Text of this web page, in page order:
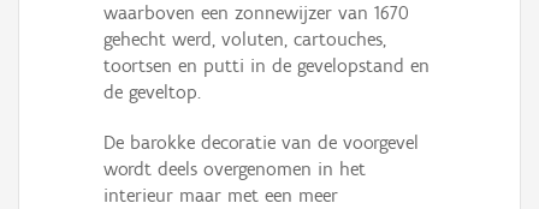
waarboven een zonnewijzer van 1670
gehecht werd, voluten, cartouches,
toortsen en putti in de gevelopstand en
de geveltop.
De barokke decoratie van de voorgevel
wordt deels overgenomen in het
interieur maar met een meer